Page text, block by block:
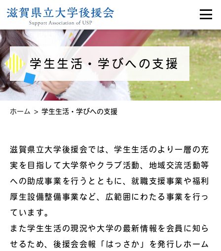
学生生活・学びへの支援
ホーム > 学生生活・学びへの支援
滋賀県立大学後援会では、学生生活のより一層の充
実を目指して大学祭やクラブ活動、地域交流活動等
への助成事業を行うとともに、就職支援事業や福利
厚生設備整備事業など、広範囲にわたる事業を行っ
ています。
また学生生活の現況や大学の最新情報を会員に知ら
せるため、後援会会報「はっさか」を発行しホーム